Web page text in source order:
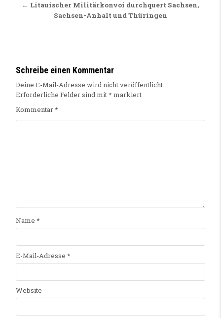
← Litauischer Militärkonvoi durchquert Sachsen,
Sachsen-Anhalt und Thüringen
Schreibe einen Kommentar
Deine E-Mail-Adresse wird nicht veröffentlicht.
Erforderliche Felder sind mit* markiert
Kommentar*
Name *
E-Mail-Adresse *
Website